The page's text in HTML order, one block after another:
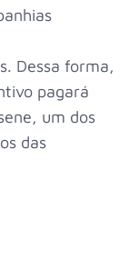
Dessa forma,
pagará
um dos
das